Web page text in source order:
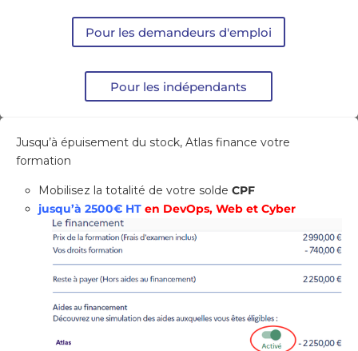
Pour les demandeurs d'emploi
Pour les indépendants
Jusqu’à épuisement du stock, Atlas finance votre
formation
Mobilisez la totalité de votre solde CPF
jusqu’à 2500€ HT en DevOps, Web et Cyber